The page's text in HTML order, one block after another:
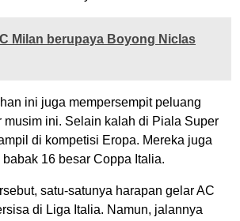
Milan berupaya Boyong Niclas
ini juga mempersempit peluang
musim ini. Selain kalah di Piala Super
di kompetisi Eropa. Mereka juga
16 besar Coppa Italia.
satu-satunya harapan gelar AC
di Liga Italia. Namun, jalannya